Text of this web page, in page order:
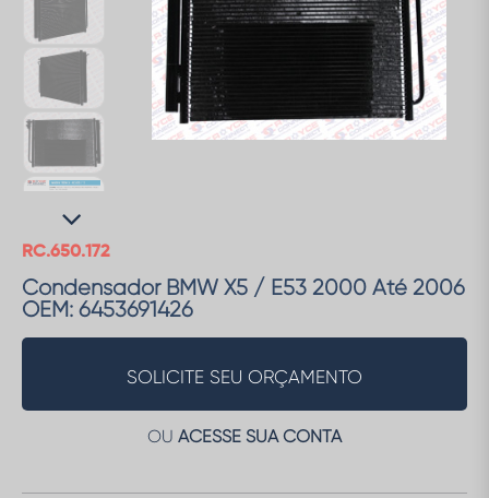
RC.650.172
Condensador BMW X5 / E53 2000 Até 2006
OEM: 6453691426
SOLICITE SEU ORÇAMENTO
OU ACESSE SUA CONTA